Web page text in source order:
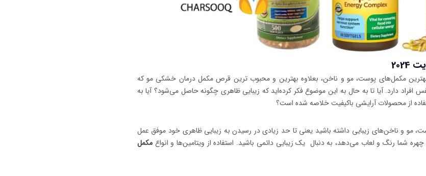
مکمل‌های پوست، مو و ناخن، بعلاوه بهترین و محبوب ترین قرص مکمل درمان خشکی مو که
دارد. آیا تا به حال به این موضوع فکر کرده‌اید که زیبایی ظاهری چگونه حاصل می‌شود؟ آیا به
از محصولات آرایشی باکیفیت خلاصه شده است؟
مو و ناخن‌های زیبایی داشته باشید یعنی تا حد زیادی در رسیدن به زیبایی ظاهری خود موفق عمل
شما رنگ و لعاب می‌دهد، به دنبال یک زیبایی دائمی باشید. استفاده از ویتامین‌ها و انواعمکمل